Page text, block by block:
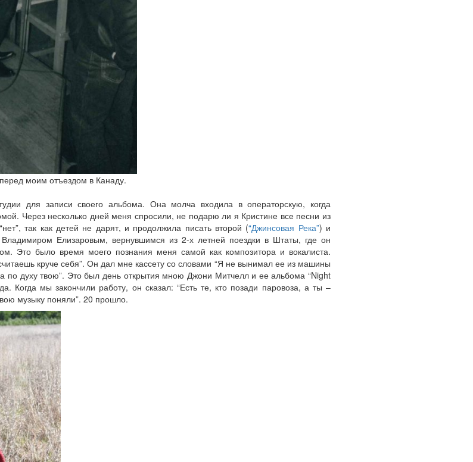
моим отъездом в Канаду.
для записи своего альбома. Она молча входила в операторскую, когда
Через несколько дней меня спросили, не подарю ли я Кристине все песни из
так как детей не дарят, и продолжила писать второй (“Джинсовая Река”) и
Елизаровым, вернувшимся из 2-х летней поездки в Штаты, где он
Это было время моего познания меня самой как композитора и вокалиста.
круче себя”. Он дал мне кассету со словами “Я не вынимал ее из машины
по духу твою”. Это был день открытия мною Джони Митчелл и ее альбома “Night
Когда мы закончили работу, он сказал: “Есть те, кто позади паровоза, а ты –
музыку поняли”. 20 прошло.